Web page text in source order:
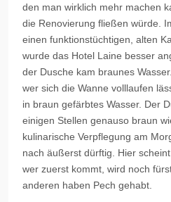
den man wirklich mehr machen
die Renovierung fließen würde.
einen funktionstüchtigen, alten
wurde das Hotel Laine besser
der Dusche kam braunes
wer sich die Wanne volllaufen
in braun gefärbtes Wasser. Der
einigen Stellen genauso braun
kulinarische Verpflegung am
nach äußerst dürftig. Hier
wer zuerst kommt, wird noch
anderen haben Pech gehabt.